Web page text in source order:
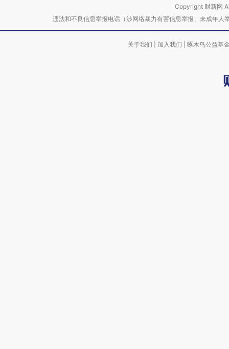
Copyright 财新网
违法和不良信息举报电话（涉网络暴力有害信息举报、未成
关于我们 加入我们 啄木鸟公益基